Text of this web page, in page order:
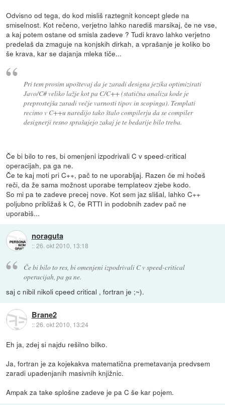
Odvisno od tega, do kod misliš raztegnit koncept glede na
smiselnost. Kot rečeno, verjetno lahko narediš marsikaj, če ne vse,
a kaj potem ostane od smisla zadeve ? Tudi kravo lahko verjetno
predelaš da zmaguje na konjskih dirkah, a vprašanje je koliko bo
še krava, kar se dajanja mleka tiče...
Pri tem prosim upoštevaj da je zaradi designa jezika optimizirati
Javo/C# veliko lažje kot pa C/C++ (statična analiza kode je
preprostejša zaradi večje varnosti tipov in scopinga). Templati
recimo v C++u naredijo tako štalo compilerju da se compiler
designerji resno sprašujejo zakaj je te bedarije bilo treba.
Če bi bilo to res, bi omenjeni izpodrivali C v speed-critical
operacijah, pa ga ne.
Če te kaj moti pri C++, pač to ne uporabljaj. Razen če mi hočeš
reči, da že sama možnost uporabe templateov zjebe kodo.
So mi pa te zadeve precej nove. Kot sem jaz slišal, lahko C++
poljubno približaš k C, če RTTI in podobnih zadev pač ne
uporabiš...
noraguta
::26. okt 2010, 13:18
Če bi bilo to res, bi omenjeni izpodrivali C v speed-critical
operacijah, pa ga ne.
saj c nibil nikoli cpeed critical , fortran je ;~).
Brane2
::26. okt 2010, 13:24
Eh ja, zdej si najdu rešilno bilko.
Ja, fortran je za kojekakva matematična premetavanja predvsem
zaradi upadenjanih masivnih knjižnic.
Ampak za take splošne zadeve je pa C še kar pojem.